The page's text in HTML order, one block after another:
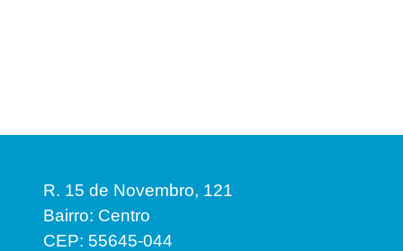
R. 15 de Novembro, 121
Bairro: Centro
CEP: 55645-044